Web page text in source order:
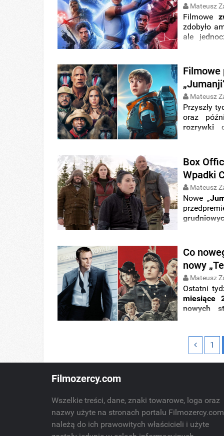
Mateusz
Filmowe
zdobyło
ale
pierwszy
Filmowe
Mateusz
Przyszły
oraz
rozrywki
tydzieńod
serii „
Box
Wpadki
Mateusz
Nowe „
Co
nowy
Mateusz
Ostatni
miesiące
nowych
1
Filmozercy.com
Wszelkie treści, dane, znaki towarowe, loga oraz
nazwy użyte na stronach portalu Filmozercy.com
należą do ich prawowitych właścicieli i użyte